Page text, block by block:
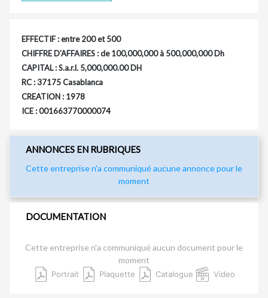
EFFECTIF : entre 200 et 500
CHIFFRE D'AFFAIRES : de 100,000,000 à 500,000,000 Dh
CAPITAL : S.a.r.l. 5,000,000.00 DH
RC : 37175 Casablanca
CREATION : 1978
ICE : 001663770000074
ANNONCES EN RUBRIQUES
Cette entreprise n'a communiqué aucune annonce pour le
moment
DOCUMENTATION
Cette entreprise n'a communiqué aucun document pour le
moment
Portrait Plaquette Catalogue Video